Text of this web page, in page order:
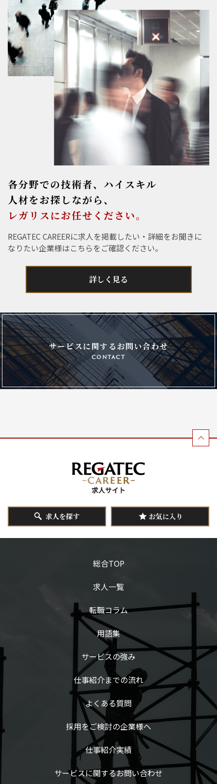
各分野での技術者、ハイスキル
人材をお探しながら、
レガリスにお任せください。
REGATEC CAREERに求人を掲載したい・詳細をお聞きに
なりたい企業様はこちらをご確認ください。
詳しく見る
サービスに関するお問い合わせ
contact
求人を探す お気に入り
総合TOP
求人一覧
転職コラム
用語集
サービスの強み
仕事紹介までの流れ
よくある質問
採用をご検討の企業様へ
仕事紹介実績
サービスに関するお問い合わせ